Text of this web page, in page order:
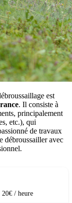
est
. Il consiste à
principalement
etc.), qui
de travaux
débroussailler avec
20€ / heure